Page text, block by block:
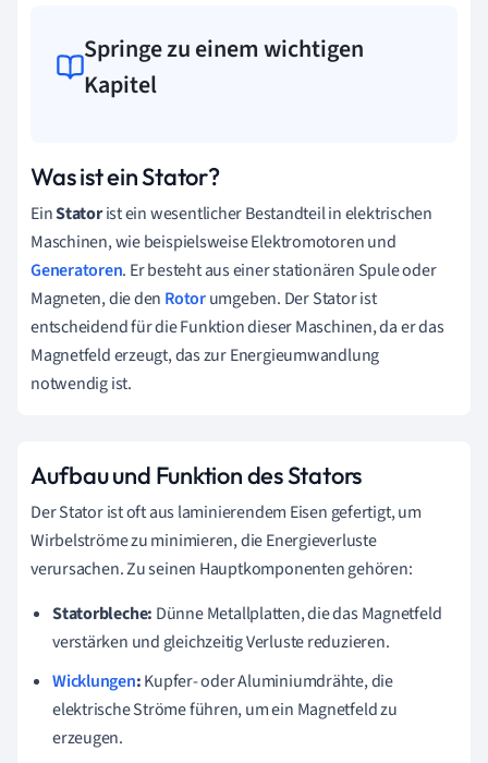
Springe zu einem wichtigen
Kapitel
Was ist ein Stator?
EinStatorist ein wesentlicher Bestandteil in elektrischen
Maschinen, wie beispielsweise Elektromotoren und
Generatoren. Er besteht aus einer stationären Spule oder
Magneten, die den Rotorumgeben. Der Stator ist
entscheidend für die Funktion dieser Maschinen, da er das
Magnetfeld erzeugt, das zur Energieumwandlung
notwendig ist.
Aufbau und Funktion des Stators
Der Stator ist oft aus laminierendem Eisen gefertigt, um
Wirbelströme zu minimieren, die Energieverluste
verursachen. Zu seinen Hauptkomponenten gehören:
Statorbleche: Dünne Metallplatten, die das Magnetfeld
verstärken und gleichzeitig Verluste reduzieren.
Wicklungen:Kupfer- oder Aluminiumdrähte, die
elektrische Ströme führen, um ein Magnetfeld zu
erzeugen.